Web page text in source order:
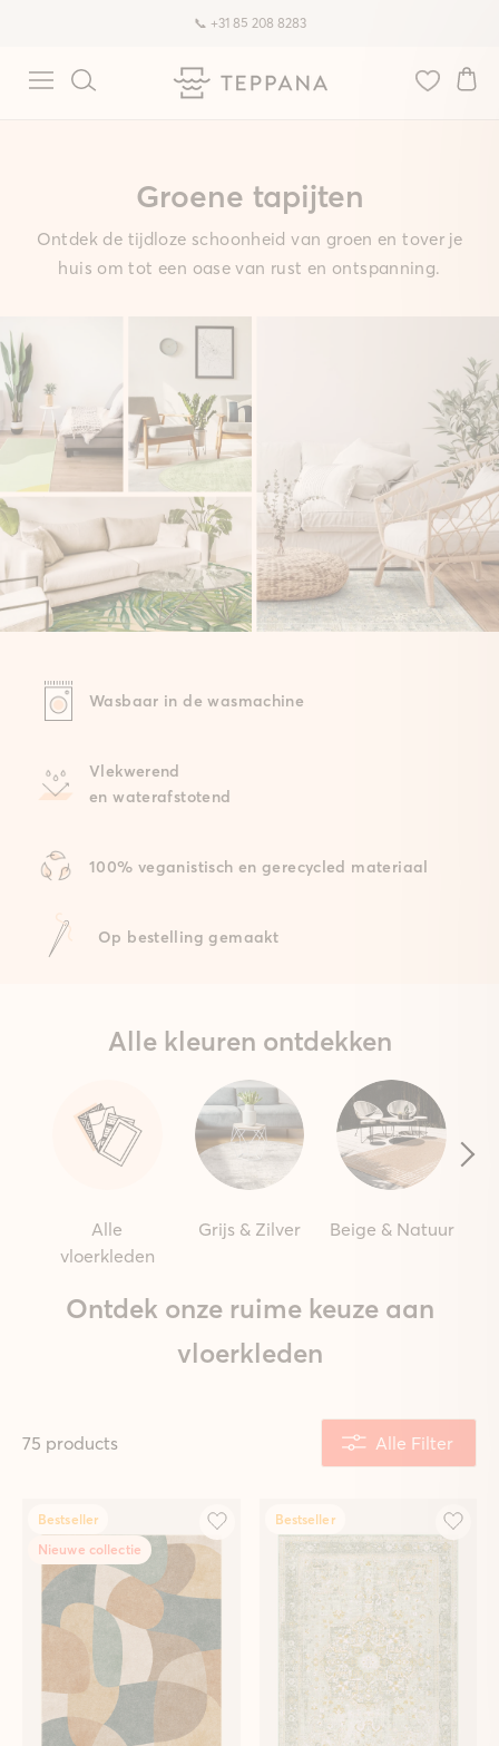
🚚 Gratis verzending & retourneren
Groene tapijten
Ontdek de tijdloze schoonheid van groen en tover je
huis om tot een oase van rust en ontspanning.
Wasbaar in de wasmachine
Vlekwerend
en waterafstotend
100% veganistisch en gerecycled materiaal
Op bestelling gemaakt
Alle kleuren ontdekken
Alle
vloerkleden
Grijs & Zilver Beige & Natuur
Ontdek onze ruime keuze aan
vloerkleden
75 products Alle Filter
Bestseller
Nieuwe collectie
Bestseller